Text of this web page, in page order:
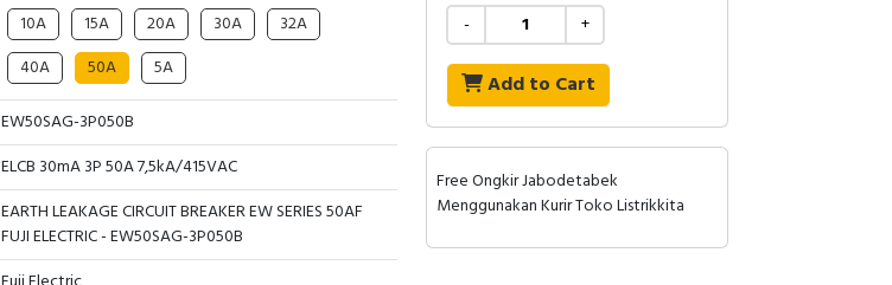
10A 15A 20A 30A
32A
40A
50A
5A
EW50SAG-3P050B
ELCB 30mA 3P 50A 7,5kA/415VAC
EARTH LEAKAGE CIRCUIT BREAKER EW SERIES 50AF
FUJI ELECTRIC - EW50SAG-3P050B
- +
Add to Cart
Free Ongkir Jabodetabek
Menggunakan Kurir Toko Listrikkita